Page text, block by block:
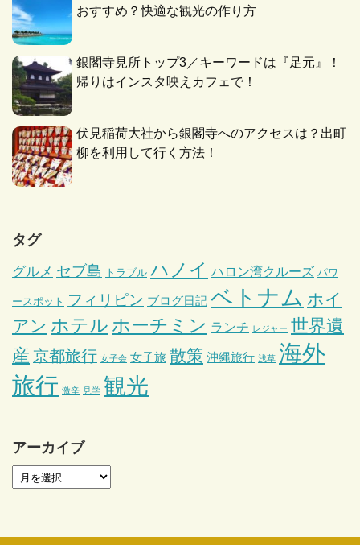
おすすめ？快適な観光の作り方
銀閣寺見所トップ3／キーワードは『足元』！
帰りはインスタ映えカフェで！
伏見稲荷大社から銀閣寺へのアクセスは？出町
柳を利用して行く方法！
タグ
グルメ セブ島 トラブル ハノイ ハロン湾クルーズ パワ
ースポット フィリピン ブログ日記 ベトナム ホイ
アン ホテル ホーチミン ランチ レジャー 世界遺
産 京都旅行 女子会 女子旅 散策 沖縄旅行 浅草 海外
旅行 激辛 見学 観光
アーカイブ